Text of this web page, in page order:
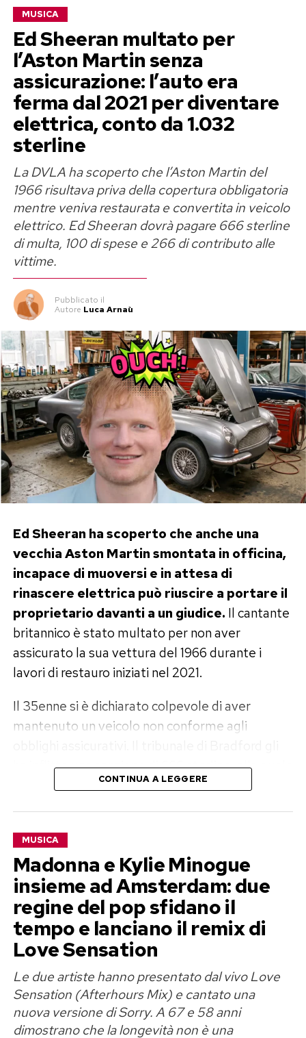
MUSICA
Ed Sheeran multato per
l’Aston Martin senza
assicurazione: l’auto era
ferma dal 2021 per diventare
elettrica, conto da 1.032
sterline
La DVLA ha scoperto che l’Aston Martin del
1966 risultava priva della copertura obbligatoria
mentre veniva restaurata e convertita in veicolo
elettrico. Ed Sheeran dovrà pagare 666 sterline
di multa, 100 di spese e 266 di contributo alle
vittime.
Pubblicato il
Autore Luca Arnaù
Ed Sheeran ha scoperto che anche una
vecchia Aston Martin smontata in officina,
incapace di muoversi e in attesa di
rinascere elettrica può riuscire a portare il
proprietario davanti a un giudice. Il cantante
britannico è stato multato per non aver
assicurato la sua vettura del 1966 durante i
lavori di restauro iniziati nel 2021.
Il 35enne si è dichiarato colpevole di aver
mantenuto un veicolo non conforme agli
ha inflitto una sanzione di 666 sterline, alla quale
si aggiungono 100 sterline di spese processuali e
così le1.032 sterline
difficilmente costringerà l’autore diShape of
Youa mettere all’asta la chitarra, ma sufficiente
a ricordare che la burocrazia britannica non si
lascia intenerire dai dischi di platino.
Ed Sheeran e l’Aston Martin ferma
dal 2021
La vicenda ruota attorno a una Aston Martin
CONTINUA A LEGGERE
MUSICA
Madonna e Kylie Minogue
insieme ad Amsterdam: due
regine del pop sfidano il
tempo e lanciano il remix di
Love Sensation
Le due artiste hanno presentato dal vivo Love
Sensation (Afterhours Mix) e cantato una
nuova versione di Sorry. A 67 e 58 anni
dimostrano che la longevità non è una